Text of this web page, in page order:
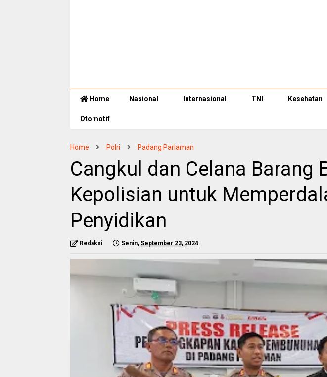
Home Nasional Internasional TNI Kesehatan
Otomotif
Home Polri Padang Pariaman
Cangkul dan Celana Barang
Kepolisian untuk
Penyidikan
Redaksi Senin, September 23, 2024